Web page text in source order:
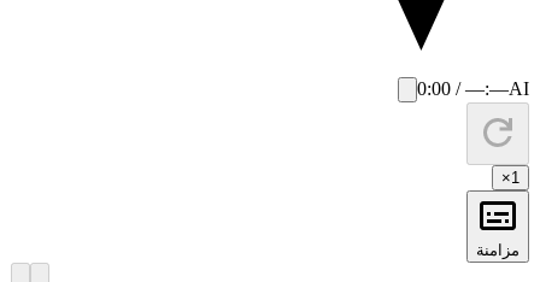
AI
0:00 / —:—
×
مزامنة